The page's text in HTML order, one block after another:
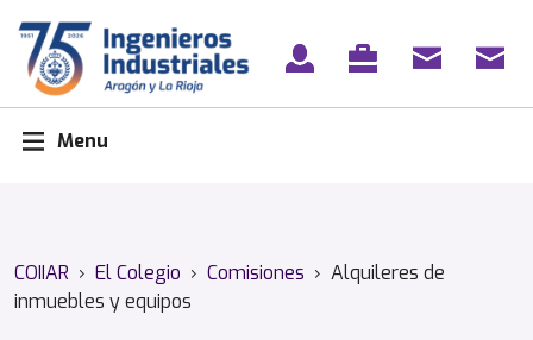
content
Menu
COIIAR › El Colegio › Comisiones › Alquileres de
inmuebles y equipos